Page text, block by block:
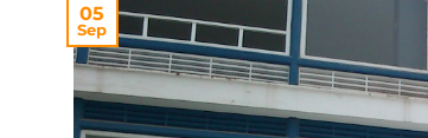
05
Sep